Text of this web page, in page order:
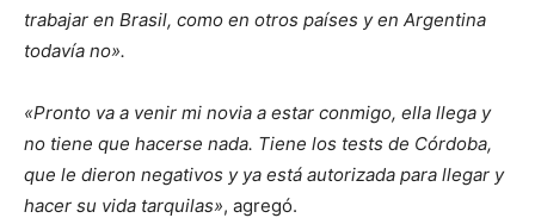
trabajar en Brasil, como en otros países y en Argentina
todavía no».
«Pronto va a venir mi novia a estar conmigo, ella llega y
no tiene que hacerse nada. Tiene los tests de Córdoba,
que le dieron negativos y ya está autorizada para llegar y
hacer su vida tarquilas», agregó.